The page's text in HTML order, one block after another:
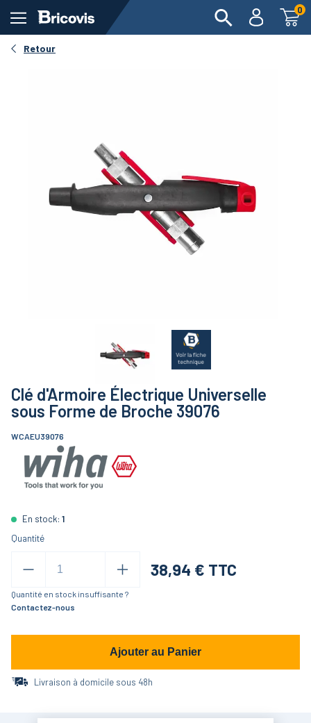
0
Retour
Clé d'Armoire Électrique Universelle
sous Forme de Broche 39076
WCAEU39076
En stock: 1
Quantité
38,94 € TTC
Quantité en stock insuffisante ?
Contactez-nous
Ajouter au Panier
Livraison à domicile sous 48h